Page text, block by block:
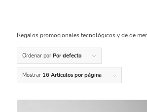
Regalos promocionales tecnológicos y de de
Ordenar por Por defecto
Mostrar 16 Artículos por página